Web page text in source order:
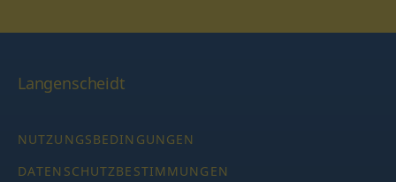
Langenscheidt
NUTZUNGSBEDINGUNGEN
DATENSCHUTZBESTIMMUNGEN